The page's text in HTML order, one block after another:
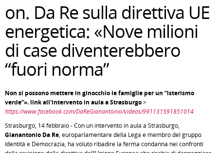
on. Da Re sulla direttiva UE
energetica: «Nove milioni
di case diventerebbero
“fuori norma”
Non si possono mettere in ginocchio le famiglie per un “isterismo
verde”». link all'intervento in aula a Strasburgo>
https://www.facebook.com/DaReGianantonio/videos/991131591851014
Strasburgo, 14 febbraio - Con un intervento in aula a Strasburgo,
Gianantonio Da Re, europarlamentare della Lega e membro del gruppo
Identità e Democrazia, ha voluto ribadire la ferma condanna nei confronti